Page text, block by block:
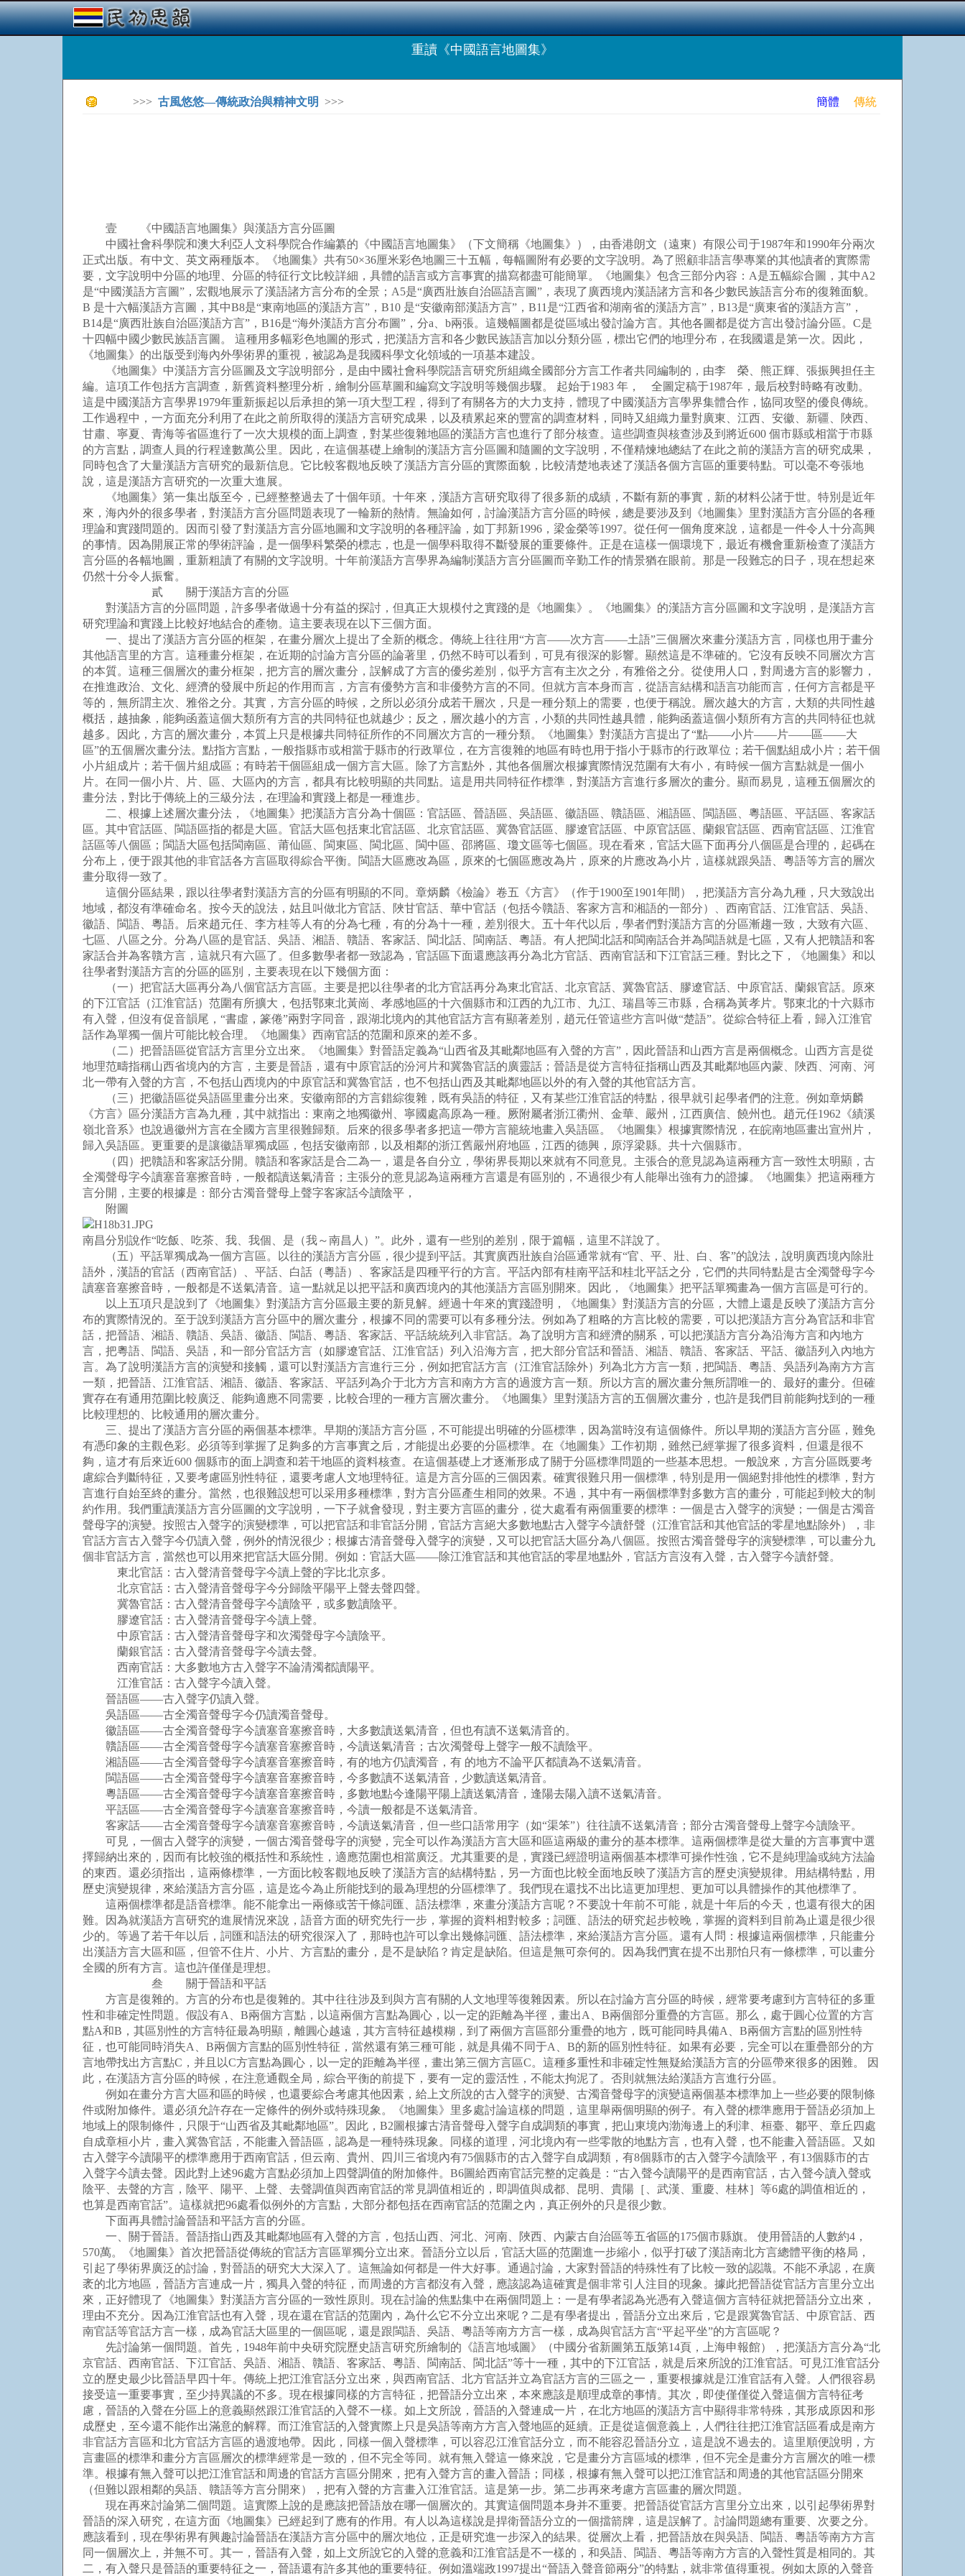
重讀《中國語言地圖集》
>>> 古風悠悠—傳統政治與精神文明 >>> 簡體 傳統
壹 《中國語言地圖集》與漢語方言分區圖
中國社會科學院和澳大利亞人文科學院合作編纂的《中國語言地圖集》（下文簡稱《地圖集》），由香港朗文（遠東）有限公司于1987年和1990年分兩次
正式出版。有中文、英文兩種版本。《地圖集》共有50×36厘米彩色地圖三十五幅，每幅圖附有必要的文字說明。為了照顧非語言學專業的其他讀者的實際需
要，文字說明中分區的地理、分區的特征行文比較詳細，具體的語言或方言事實的描寫都盡可能簡單。《地圖集》包含三部分內容：A是五幅綜合圖，其中A2
是“中國漢語方言圖”，宏觀地展示了漢語諸方言分布的全景；A5是“廣西壯族自治區語言圖”，表現了廣西境內漢語諸方言和各少數民族語言分布的復雜面貌。
B 是十六幅漢語方言圖，其中B8是“東南地區的漢語方言”，B10 是“安徽南部漢語方言”，B11是“江西省和湖南省的漢語方言”，B13是“廣東省的漢語方言”，
B14是“廣西壯族自治區漢語方言”，B16是“海外漢語方言分布圖”，分a、b兩張。這幾幅圖都是從區域出發討論方言。其他各圖都是從方言出發討論分區。C是
十四幅中國少數民族語言圖。 這種用多幅彩色地圖的形式，把漢語方言和各少數民族語言加以分類分區，標出它們的地理分布，在我國還是第一次。因此，
《地圖集》的出版受到海內外學術界的重視，被認為是我國科學文化領域的一項基本建設。
《地圖集》中漢語方言分區圖及文字說明部分，是由中國社會科學院語言研究所組織全國部分方言工作者共同編制的，由李 榮、熊正輝、張振興担任主
編。這項工作包括方言調查，新舊資料整理分析，繪制分區草圖和編寫文字說明等幾個步驟。 起始于1983 年， 全圖定稿于1987年，最后校對時略有改動。
這是中國漢語方言學界1979年重新振起以后承担的第一項大型工程，得到了有關各方的大力支持，體現了中國漢語方言學界集體合作，協同攻堅的優良傳統。
工作過程中，一方面充分利用了在此之前所取得的漢語方言研究成果，以及積累起來的豐富的調查材料，同時又組織力量對廣東、江西、安徽、新疆、陜西、
甘肅、寧夏、青海等省區進行了一次大規模的面上調查，對某些復雜地區的漢語方言也進行了部分核查。這些調查與核查涉及到將近600 個市縣或相當于市縣
的方言點，調查人員的行程達數萬公里。因此，在這個基礎上繪制的漢語方言分區圖和隨圖的文字說明，不僅精煉地總結了在此之前的漢語方言的研究成果，
同時包含了大量漢語方言研究的最新信息。它比較客觀地反映了漢語方言分區的實際面貌，比較清楚地表述了漢語各個方言區的重要特點。可以毫不夸張地
說，這是漢語方言研究的一次重大進展。
《地圖集》第一集出版至今，已經整整過去了十個年頭。十年來，漢語方言研究取得了很多新的成績，不斷有新的事實，新的材料公諸于世。特別是近年
來，海內外的很多學者，對漢語方言分區問題表現了一輪新的熱情。無論如何，討論漢語方言分區的時候，總是要涉及到《地圖集》里對漢語方言分區的各種
理論和實踐問題的。因而引發了對漢語方言分區地圖和文字說明的各種評論，如丁邦新1996，梁金榮等1997。從任何一個角度來說，這都是一件令人十分高興
的事情。因為開展正常的學術評論，是一個學科繁榮的標志，也是一個學科取得不斷發展的重要條件。正是在這樣一個環境下，最近有機會重新檢查了漢語方
言分區的各幅地圖，重新粗讀了有關的文字說明。十年前漢語方言學界為編制漢語方言分區圖而辛勤工作的情景猶在眼前。那是一段難忘的日子，現在想起來
仍然十分令人振奮。
貳 關于漢語方言的分區
對漢語方言的分區問題，許多學者做過十分有益的探討，但真正大規模付之實踐的是《地圖集》。《地圖集》的漢語方言分區圖和文字說明，是漢語方言
研究理論和實踐上比較好地結合的產物。這主要表現在以下三個方面。
一、提出了漢語方言分區的框架，在畫分層次上提出了全新的概念。傳統上往往用“方言——次方言——土語”三個層次來畫分漢語方言，同樣也用于畫分
其他語言里的方言。這種畫分框架，在近期的討論方言分區的論著里，仍然不時可以看到，可見有很深的影響。顯然這是不準確的。它沒有反映不同層次方言
的本質。這種三個層次的畫分框架，把方言的層次畫分，誤解成了方言的優劣差別，似乎方言有主次之分，有雅俗之分。從使用人口，對周邊方言的影響力，
在推進政治、文化、經濟的發展中所起的作用而言，方言有優勢方言和非優勢方言的不同。但就方言本身而言，從語言結構和語言功能而言，任何方言都是平
等的，無所謂主次、雅俗之分。其實，方言分區的時候，之所以必須分成若干層次，只是一種分類上的需要，也便于稱說。層次越大的方言，大類的共同性越
概括，越抽象，能夠函蓋這個大類所有方言的共同特征也就越少；反之，層次越小的方言，小類的共同性越具體，能夠函蓋這個小類所有方言的共同特征也就
越多。因此，方言的層次畫分，本質上只是根據共同特征所作的不同層次方言的一種分類。《地圖集》對漢語方言提出了“點——小片——片——區——大
區”的五個層次畫分法。點指方言點，一般指縣市或相當于縣市的行政單位，在方言復雜的地區有時也用于指小于縣市的行政單位；若干個點組成小片；若干個
小片組成片；若干個片組成區；有時若干個區組成一個方言大區。除了方言點外，其他各個層次根據實際情況范圍有大有小，有時候一個方言點就是一個小
片。在同一個小片、片、區、大區內的方言，都具有比較明顯的共同點。這是用共同特征作標準，對漢語方言進行多層次的畫分。顯而易見，這種五個層次的
畫分法，對比于傳統上的三級分法，在理論和實踐上都是一種進步。
二、根據上述層次畫分法，《地圖集》把漢語方言分為十個區：官話區、晉語區、吳語區、徽語區、贛語區、湘語區、閩語區、粵語區、平話區、客家話
區。其中官話區、閩語區指的都是大區。官話大區包括東北官話區、北京官話區、冀魯官話區、膠遼官話區、中原官話區、蘭銀官話區、西南官話區、江淮官
話區等八個區；閩語大區包括閩南區、莆仙區、閩東區、閩北區、閩中區、邵將區、瓊文區等七個區。現在看來，官話大區下面再分八個區是合理的，起碼在
分布上，便于跟其他的非官話各方言區取得綜合平衡。閩語大區應改為區，原來的七個區應改為片，原來的片應改為小片，這樣就跟吳語、粵語等方言的層次
畫分取得一致了。
這個分區結果，跟以往學者對漢語方言的分區有明顯的不同。章炳麟《檢論》卷五《方言》（作于1900至1901年間），把漢語方言分為九種，只大致說出
地域，都沒有準確命名。按今天的說法，姑且叫做北方官話、陜甘官話、華中官話（包括今贛語、客家方言和湘語的一部分）、西南官話、江淮官話、吳語、
徽語、閩語、粵語。后來趙元任、李方桂等人有的分為七種，有的分為十一種，差別很大。五十年代以后，學者們對漢語方言的分區漸趨一致，大致有六區、
七區、八區之分。分為八區的是官話、吳語、湘語、贛語、客家話、閩北話、閩南話、粵語。有人把閩北話和閩南話合并為閩語就是七區，又有人把贛語和客
家話合并為客贛方言，這就只有六區了。但多數學者都一致認為，官話區下面還應該再分為北方官話、西南官話和下江官話三種。對比之下，《地圖集》和以
往學者對漢語方言的分區的區別，主要表現在以下幾個方面：
（一）把官話大區再分為八個官話方言區。主要是把以往學者的北方官話再分為東北官話、北京官話、冀魯官話、膠遼官話、中原官話、蘭銀官話。原來
的下江官話（江淮官話）范圍有所擴大，包括鄂東北黃崗、孝感地區的十六個縣市和江西的九江市、九江、瑞昌等三市縣，合稱為黃孝片。鄂東北的十六縣市
有入聲，但沒有促音韻尾，“書虛，篆倦”兩對字同音，跟湖北境內的其他官話方言有顯著差別，趙元任管這些方言叫做“楚語”。從綜合特征上看，歸入江淮官
話作為單獨一個片可能比較合理。《地圖集》西南官話的范圍和原來的差不多。
（二）把晉語區從官話方言里分立出來。《地圖集》對晉語定義為“山西省及其毗鄰地區有入聲的方言”，因此晉語和山西方言是兩個概念。山西方言是從
地理范疇指稱山西省境內的方言，主要是晉語，還有中原官話的汾河片和冀魯官話的廣靈話；晉語是從方言特征指稱山西及其毗鄰地區內蒙、陜西、河南、河
北一帶有入聲的方言，不包括山西境內的中原官話和冀魯官話，也不包括山西及其毗鄰地區以外的有入聲的其他官話方言。
（三）把徽語區從吳語區里畫分出來。安徽南部的方言錯綜復雜，既有吳語的特征，又有某些江淮官話的特點，很早就引起學者們的注意。例如章炳麟
《方言》區分漢語方言為九種，其中就指出：東南之地獨徽州、寧國處高原為一種。厥附屬者浙江衢州、金華、嚴州，江西廣信、饒州也。趙元任1962《績溪
嶺北音系》也說過徽州方言在全國方言里很難歸類。后來的很多學者多把這一帶方言籠統地畫入吳語區。《地圖集》根據實際情況，在皖南地區畫出宣州片，
歸入吳語區。更重要的是讓徽語單獨成區，包括安徽南部，以及相鄰的浙江舊嚴州府地區，江西的德興，原浮梁縣。共十六個縣市。
（四）把贛語和客家話分開。贛語和客家話是合二為一，還是各自分立，學術界長期以來就有不同意見。主張合的意見認為這兩種方言一致性太明顯，古
全濁聲母字今讀塞音塞擦音時，一般都讀送氣清音；主張分的意見認為這兩種方言還是有區別的，不過很少有人能舉出強有力的證據。《地圖集》把這兩種方
言分開，主要的根據是：部分古濁音聲母上聲字客家話今讀陰平，
附圖
南昌分別說作“吃飯、吃茶、我、我個、是（我～南昌人）”。此外，還有一些別的差別，限于篇幅，這里不詳說了。
（五）平話單獨成為一個方言區。以往的漢語方言分區，很少提到平話。其實廣西壯族自治區通常就有“官、平、壯、白、客”的說法，說明廣西境內除壯
語外，漢語的官話（西南官話）、平話、白話（粵語）、客家話是四種平行的方言。平話內部有桂南平話和桂北平話之分，它們的共同特點是古全濁聲母字今
讀塞音塞擦音時，一般都是不送氣清音。這一點就足以把平話和廣西境內的其他漢語方言區別開來。因此，《地圖集》把平話單獨畫為一個方言區是可行的。
以上五項只是說到了《地圖集》對漢語方言分區最主要的新見解。經過十年來的實踐證明，《地圖集》對漢語方言的分區，大體上還是反映了漢語方言分
布的實際情況的。至于說到漢語方言分區中的層次畫分，根據不同的需要可以有多種分法。例如為了粗略的方言比較的需要，可以把漢語方言分為官話和非官
話，把晉語、湘語、贛語、吳語、徽語、閩語、粵語、客家話、平話統統列入非官話。為了說明方言和經濟的關系，可以把漢語方言分為沿海方言和內地方
言，把粵語、閩語、吳語，和一部分官話方言（如膠遼官話、江淮官話）列入沿海方言，把大部分官話和晉語、湘語、贛語、客家話、平話、徽語列入內地方
言。為了說明漢語方言的演變和接觸，還可以對漢語方言進行三分，例如把官話方言（江淮官話除外）列為北方方言一類，把閩語、粵語、吳語列為南方方言
一類，把晉語、江淮官話、湘語、徽語、客家話、平話列為介于北方方言和南方方言的過渡方言一類。所以方言的層次畫分無所謂唯一的、最好的畫分。但確
實存在有通用范圍比較廣泛、能夠適應不同需要，比較合理的一種方言層次畫分。《地圖集》里對漢語方言的五個層次畫分，也許是我們目前能夠找到的一種
比較理想的、比較通用的層次畫分。
三、提出了漢語方言分區的兩個基本標準。早期的漢語方言分區，不可能提出明確的分區標準，因為當時沒有這個條件。所以早期的漢語方言分區，難免
有憑印象的主觀色彩。必須等到掌握了足夠多的方言事實之后，才能提出必要的分區標準。在《地圖集》工作初期，雖然已經掌握了很多資料，但還是很不
夠，這才有后來近600 個縣市的面上調查和若干地區的資料核查。在這個基礎上才逐漸形成了關于分區標準問題的一些基本思想。一般說來，方言分區既要考
慮綜合判斷特征，又要考慮區別性特征，還要考慮人文地理特征。這是方言分區的三個因素。確實很難只用一個標準，特別是用一個絕對排他性的標準，對方
言進行自始至終的畫分。當然，也很難設想可以采用多種標準，對方言分區產生相同的效果。不過，其中有一兩個標準對多數方言的畫分，可能起到較大的制
約作用。我們重讀漢語方言分區圖的文字說明，一下子就會發現，對主要方言區的畫分，從大處看有兩個重要的標準：一個是古入聲字的演變；一個是古濁音
聲母字的演變。按照古入聲字的演變標準，可以把官話和非官話分開，官話方言絕大多數地點古入聲字今讀舒聲（江淮官話和其他官話的零星地點除外），非
官話方言古入聲字今仍讀入聲，例外的情況很少；根據古清音聲母入聲字的演變，又可以把官話大區分為八個區。按照古濁音聲母字的演變標準，可以畫分九
個非官話方言，當然也可以用來把官話大區分開。例如：官話大區——除江淮官話和其他官話的零星地點外，官話方言沒有入聲，古入聲字今讀舒聲。
東北官話：古入聲清音聲母字今讀上聲的字比北京多。
北京官話：古入聲清音聲母字今分歸陰平陽平上聲去聲四聲。
冀魯官話：古入聲清音聲母字今讀陰平，或多數讀陰平。
膠遼官話：古入聲清音聲母字今讀上聲。
中原官話：古入聲清音聲母字和次濁聲母字今讀陰平。
蘭銀官話：古入聲清音聲母字今讀去聲。
西南官話：大多數地方古入聲字不論清濁都讀陽平。
江淮官話：古入聲字今讀入聲。
晉語區——古入聲字仍讀入聲。
吳語區——古全濁音聲母字今仍讀濁音聲母。
徽語區——古全濁音聲母字今讀塞音塞擦音時，大多數讀送氣清音，但也有讀不送氣清音的。
贛語區——古全濁音聲母字今讀塞音塞擦音時，今讀送氣清音；古次濁聲母上聲字一般不讀陰平。
湘語區——古全濁音聲母字今讀塞音塞擦音時，有的地方仍讀濁音，有 的地方不論平仄都讀為不送氣清音。
閩語區——古全濁音聲母字今讀塞音塞擦音時，今多數讀不送氣清音，少數讀送氣清音。
粵語區——古全濁音聲母字今讀塞音塞擦音時，多數地點今逢陽平陽上讀送氣清音，逢陽去陽入讀不送氣清音。
平話區——古全濁音聲母字今讀塞音塞擦音時，今讀一般都是不送氣清音。
客家話——古全濁音聲母字今讀塞音塞擦音時，今讀送氣清音，但一些口語常用字（如“渠笨”）往往讀不送氣清音；部分古濁音聲母上聲字今讀陰平。
可見，一個古入聲字的演變，一個古濁音聲母字的演變，完全可以作為漢語方言大區和區這兩級的畫分的基本標準。這兩個標準是從大量的方言事實中選
擇歸納出來的，因而有比較強的概括性和系統性，適應范圍也相當廣泛。尤其重要的是，實踐已經證明這兩個基本標準可操作性強，它不是純理論或純方法論
的東西。還必須指出，這兩條標準，一方面比較客觀地反映了漢語方言的結構特點，另一方面也比較全面地反映了漢語方言的歷史演變規律。用結構特點，用
歷史演變規律，來給漢語方言分區，這是迄今為止所能找到的最為理想的分區標準了。我們現在還找不出比這更加理想、更加可以具體操作的其他標準了。
這兩個標準都是語音標準。能不能拿出一兩條或苦干條詞匯、語法標準，來畫分漢語方言呢？不要說十年前不可能，就是十年后的今天，也還有很大的困
難。因為就漢語方言研究的進展情況來說，語音方面的研究先行一步，掌握的資料相對較多；詞匯、語法的研究起步較晚，掌握的資料到目前為止還是很少很
少的。等過了若干年以后，詞匯和語法的研究很深入了，那時也許可以拿出幾條詞匯、語法標準，來給漢語方言分區。還有人問：根據這兩個標準，只能畫分
出漢語方言大區和區，但管不住片、小片、方言點的畫分，是不是缺陷？肯定是缺陷。但這是無可奈何的。因為我們實在提不出那怕只有一條標準，可以畫分
全國的所有方言。這也許僅僅是理想。
叁 關于晉語和平話
方言是復雜的。方言的分布也是復雜的。其中往往涉及到與方言有關的人文地理等復雜因素。所以在討論方言分區的時候，經常要考慮到方言特征的多重
性和非確定性問題。假設有A、B兩個方言點，以這兩個方言點為圓心，以一定的距離為半徑，畫出A、B兩個部分重疊的方言區。那么，處于圓心位置的方言
點A和B，其區別性的方言特征最為明顯，離圓心越遠，其方言特征越模糊，到了兩個方言區部分重疊的地方，既可能同時具備A、B兩個方言點的區別性特
征，也可能同時消失A、B兩個方言點的區別性特征，當然還有第三種可能，就是具備不同于A、B的新的區別性特征。如果有必要，完全可以在重疊部分的方
言地帶找出方言點C，并且以C方言點為圓心，以一定的距離為半徑，畫出第三個方言區C。這種多重性和非確定性無疑給漢語方言的分區帶來很多的困難。 因
此，在漢語方言分區的時候，在注意通觀全局，綜合平衡的前提下，要有一定的靈活性，不能太拘泥了。否則就無法給漢語方言進行分區。
例如在畫分方言大區和區的時候，也還要綜合考慮其他因素，給上文所說的古入聲字的演變、古濁音聲母字的演變這兩個基本標準加上一些必要的限制條
件或附加條件。還必須允許存在一定條件的例外或特殊現象。《地圖集》里多處討論這樣的問題，這里舉兩個明顯的例子。有入聲的標準應用于晉語必須加上
地域上的限制條件，只限于“山西省及其毗鄰地區”。因此，B2圖根據古清音聲母入聲字自成調類的事實，把山東境內渤海邊上的利津、桓臺、鄒平、章丘四處
自成章桓小片，畫入冀魯官話，不能畫入晉語區，認為是一種特殊現象。同樣的道理，河北境內有一些零散的地點方言，也有入聲，也不能畫入晉語區。又如
古入聲字今讀陽平的標準應用于西南官話，但云南、貴州、四川三省境內有75個縣市的古入聲字自成調類，有8個縣市的古入聲字今讀陰平，有13個縣市的古
入聲字今讀去聲。因此對上述96處方言點必須加上四聲調值的附加條件。B6圖給西南官話完整的定義是：“古入聲今讀陽平的是西南官話，古入聲今讀入聲或
陰平、去聲的方言，陰平、陽平、上聲、去聲調值與西南官話的常見調值相近的，即調值與成都、昆明、貴陽［、武漢、重慶、桂林］等6處的調值相近的，
也算是西南官話”。這樣就把96處看似例外的方言點，大部分都包括在西南官話的范圍之內，真正例外的只是很少數。
下面再具體討論晉語和平話方言的分區。
一、關于晉語。晉語指山西及其毗鄰地區有入聲的方言，包括山西、河北、河南、陜西、內蒙古自治區等五省區的175個市縣旗。 使用晉語的人數約4，
570萬。《地圖集》首次把晉語從傳統的官話方言區單獨分立出來。晉語分立以后，官話大區的范圍進一步縮小，似乎打破了漢語南北方言總體平衡的格局，
引起了學術界廣泛的討論，對晉語的研究大大深入了。這無論如何都是一件大好事。通過討論，大家對晉語的特殊性有了比較一致的認識。不能不承認，在廣
袤的北方地區，晉語方言連成一片，獨具入聲的特征，而周邊的方言都沒有入聲，應該認為這確實是個非常引人注目的現象。據此把晉語從官話方言里分立出
來，正好體現了《地圖集》對漢語方言分區的一致性原則。現在討論的焦點集中在兩個問題上：一是有學者認為光憑有入聲這個方言特征就把晉語分立出來，
理由不充分。因為江淮官話也有入聲，現在還在官話的范圍內，為什么它不分立出來呢？二是有學者提出，晉語分立出來后，它是跟冀魯官話、中原官話、西
南官話等官話方言一樣，成為官話大區里的一個區呢，還是跟閩語、吳語、粵語等南方方言一樣，成為與官話方言“平起平坐”的方言區呢？
先討論第一個問題。首先，1948年前中央研究院歷史語言研究所繪制的《語言地域圖》（中國分省新圖第五版第14頁，上海申報館），把漢語方言分為“北
京官話、西南官話、下江官話、吳語、湘語、贛語、客家話、粵語、閩南話、閩北話”等十一種，其中的下江官話，就是后來所說的江淮官話。可見江淮官話分
立的歷史最少比晉語早四十年。傳統上把江淮官話分立出來，與西南官話、北方官話并立為官話方言的三區之一，重要根據就是江淮官話有入聲。人們很容易
接受這一重要事實，至少持異議的不多。現在根據同樣的方言特征，把晉語分立出來，本來應該是順理成章的事情。其次，即使僅僅從入聲這個方言特征考
慮，晉語的入聲在分區上的意義顯然跟江淮官話的入聲不一樣。如上文所說，晉語的入聲連成一片，在北方地區的漢語方言中顯得非常特殊，其形成原因和形
成歷史，至今還不能作出滿意的解釋。而江淮官話的入聲實際上只是吳語等南方方言入聲地區的延續。正是從這個意義上，人們往往把江淮官話區看成是南方
非官話方言區和北方官話方言區的過渡地帶。因此，同樣一個入聲標準，可以容忍江淮官話分立，而不能容忍晉語分立，這是說不過去的。這里順便說明，方
言畫區的標準和畫分方言區層次的標準經常是一致的，但不完全等同。就有無入聲這一條來說，它是畫分方言區域的標準，但不完全是畫分方言層次的唯一標
準。根據有無入聲可以把江淮官話和周邊的官話方言區分開來，把有入聲方言的畫入晉語；同樣，根據有無入聲可以把江淮官話和周邊的其他官話區分開來
（但難以跟相鄰的吳語、贛語等方言分開來），把有入聲的方言畫入江淮官話。這是第一步。第二步再來考慮方言區畫的層次問題。
現在再來討論第二個問題。這實際上說的是應該把晉語放在哪一個層次的。其實這個問題本身并不重要。把晉語從官話方言里分立出來，以引起學術界對
晉語的深入研究，在這方面《地圖集》已經起到了應有的作用。有人以為這樣說是捍衛晉語分立的一個擋箭牌，這是誤解了。討論問題總有重要、次要之分。
應該看到，現在學術界有興趣討論晉語在漢語方言分區中的層次地位，正是研究進一步深入的結果。從層次上看，把晉語放在與吳語、閩語、粵語等南方方言
同一個層次上，并無不可。其一，晉語有入聲，如上文所說它的入聲的意義和江淮官話是不一樣的，和吳語、閩語、粵語等南方方言的入聲性質是相同的。其
二，有入聲只是晉語的重要特征之一，晉語還有許多其他的重要特征。例如溫端政1997提出“晉語入聲音節兩分”的特點，就非常值得重視。例如太原的入聲音